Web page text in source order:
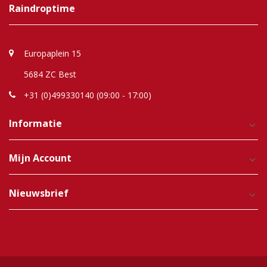
Raindroptime
Europaplein 15
5684 ZC Best
+31 (0)499330140 (09:00 - 17:00)
Informatie
Mijn Account
Nieuwsbrief